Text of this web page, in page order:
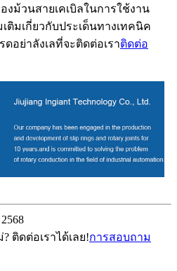
ม้วนสายเคเบิลในการใช้งาน
ติมเกี่ยวกับประเด็นทางเทคนิค
อย่าลังเลที่จะติดต่อเราติดต่อ
ติดต่อเราได้เลย!การสอบถาม